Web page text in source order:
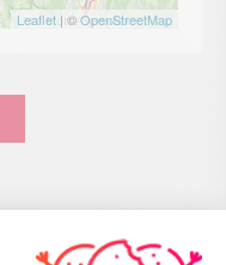
Leaflet | ©OpenStreetMap